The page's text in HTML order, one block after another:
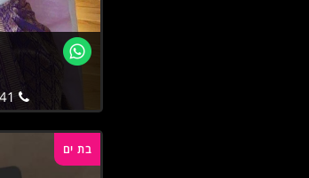
0539346641
בת ים